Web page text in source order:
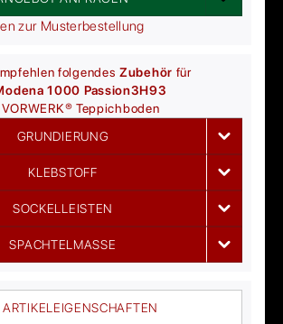
zur Musterbestellung
folgendesZubehör für
1000 Passion3H93
VORWERK® Teppichboden
GRUNDIERUNG
KLEBSTOFF
SOCKELLEISTEN
SPACHTELMASSE
ARTIKELEIGENSCHAFTEN